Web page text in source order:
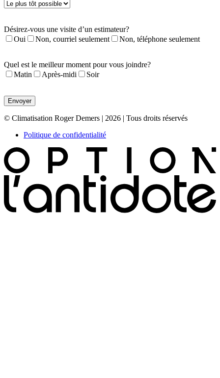
Désirez-vous une visite d’un estimateur?
Oui
Non, courriel seulement Non, téléphone seulement
Quel est le meilleur moment pour vous joindre?
Matin
Après-midi Soir
© Climatisation Roger Demers | 2026 | Tous droits réservés
Politique de confidentialité